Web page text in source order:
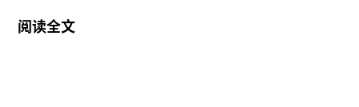
在支持地中海沿岸地区艺术家创作新的影像艺术作
阅读全文